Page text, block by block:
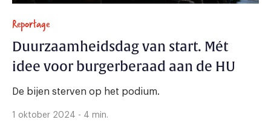
Reportage
Duurzaamheidsdag van start. Mét
idee voor burgerberaad aan de HU
De bijen sterven op het podium.
1 oktober 2024 - 4 min.